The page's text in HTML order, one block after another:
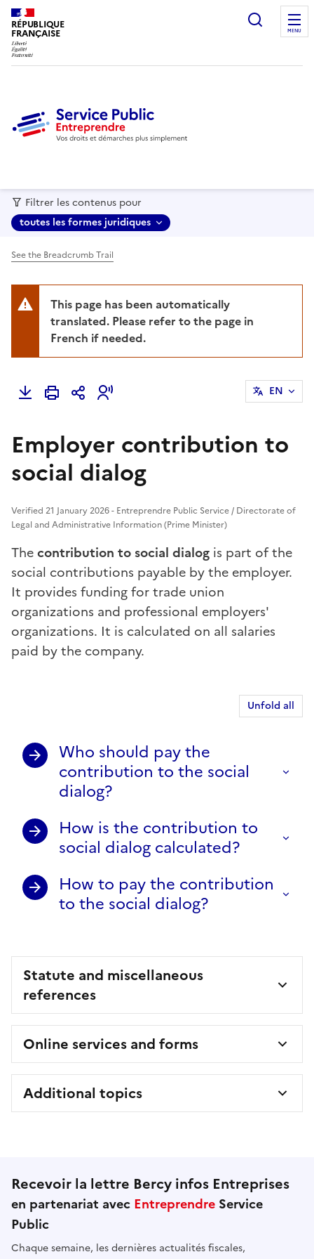
RÉPUBLIQUE
FRANÇAISE MENU
Filtrer les contenus pour
toutes les formes juridiques
See the Breadcrumb Trail
This page has been automatically
translated. Please refer to the page in
French if needed.
EN
Employer contribution to
social dialog
Verified 21 January 2026 - Entreprendre Public Service / Directorate of
Legal and Administrative Information (Prime Minister)
Thecontribution to social dialog is part of the
social contributions payable by the employer.
It provides funding for trade union
organizations and professional employers'
organizations. It is calculated on all salaries
paid by the company.
Unfold all
Who should pay the
contribution to the social
dialog?
How is the contribution to
social dialog calculated?
How to pay the contribution
to the social dialog?
Statute and miscellaneous
references
Online services and forms
Additional topics
Recevoir la lettre Bercy infos Entreprises
en partenariat avec Entreprendre Service
Public
Chaque semaine, les dernières actualités fiscales,